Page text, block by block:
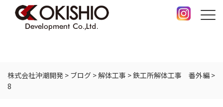
株式会社沖潮開発 > ブログ >解体工事 >鉄工所解体工事 番外編 >
8